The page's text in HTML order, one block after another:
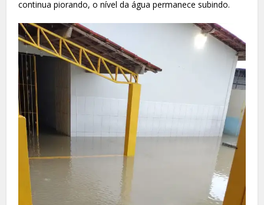
continua piorando, o nível da água permanece subindo.